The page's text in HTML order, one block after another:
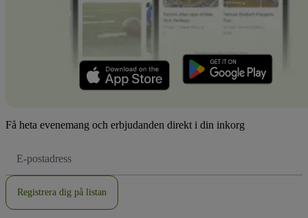
Få heta evenemang och erbjudanden direkt i din inkorg
postadress
Registrera dig på listan